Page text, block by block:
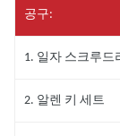
공구:
1. 일자 스크루드
2. 알렌 키 세트